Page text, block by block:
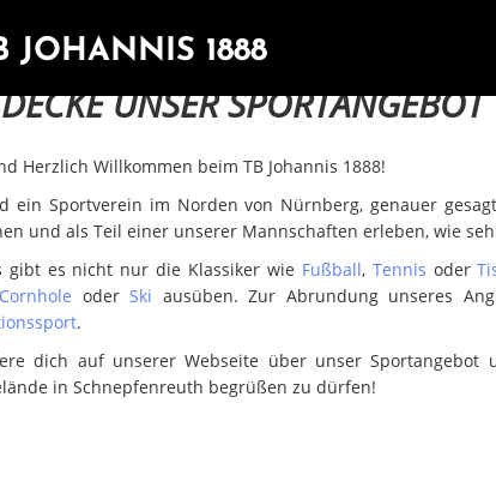
JOHANNIS 1888
TB
DEIN
UNSER SPORTANGEBOT
Herzlich Willkommen beim TB Johannis 1888!
ein Sportverein im Norden von Nürnberg, genauer
und als Teil einer unserer Mannschaften erleben, wie
gibt es nicht nur die Klassiker wie Fußball, Tennis oder
Cornhole oderSki ausüben. Zur Abrundung unseres
.
dich auf unserer Webseite über unser
in Schnepfenreuth begrüßen zu dürfen!